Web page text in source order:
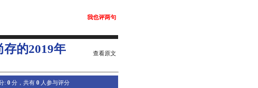
我也评两句
的2019年 查看原文
: 0 分，共有 0 人参与评分